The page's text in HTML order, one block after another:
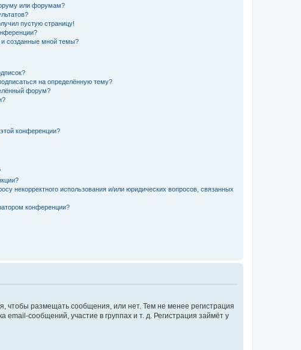
или форумам?
пустую страницу!
созданные мной темы?
на определённую тему?
форум?
конференции?
некорректного использования и/или юридических вопросов, связанных
конференции?
чтобы размещать сообщения, или нет. Тем не менее регистрация
сообщений, участие в группах и т. д. Регистрация займёт у